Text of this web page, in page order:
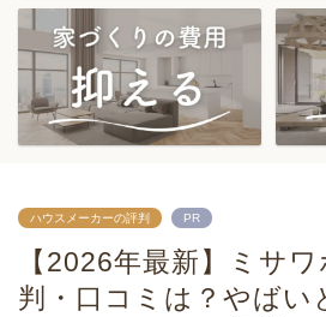
ハウスメーカーの評判 PR
【2026年最新】ミサ
判・口コミは？やばい